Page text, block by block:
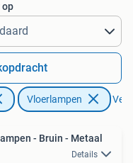
op
Vloerlampen
- Bruin - Metaal
Details